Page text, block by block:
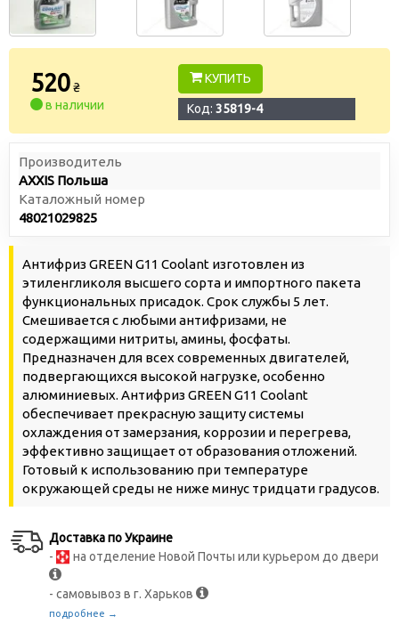
520₴
в наличии
КУПИТЬ
Код: 35819-4
Производитель
AXXIS Польша
Каталожный номер
48021029825
Антифриз GREEN G11 Сoolant изготовлен из
этиленгликоля высшего сорта и импортного пакета
функциональных присадок. Срок службы 5 лет.
Смешивается с любыми антифризами, не
содержащими нитриты, амины, фосфаты.
Предназначен для всех современных двигателей,
подвергающихся высокой нагрузке, особенно
алюминиевых. Антифриз GREEN G11 Сoolant
обеспечивает прекрасную защиту системы
охлаждения от замерзания, коррозии и перегрева,
эффективно защищает от образования отложений.
Готовый к использованию при температуре
окружающей среды не ниже минус тридцати градусов.
Доставка по Украине
-
на отделение Новой Почты или курьером до двери
- самовывоз в г. Харьков
подробнее →